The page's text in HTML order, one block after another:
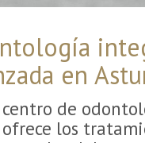
en
en
de
los